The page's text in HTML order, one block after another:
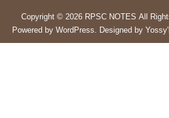
Copyright © 2026 RPSC NOTES All
Powered by WordPress . Designed by